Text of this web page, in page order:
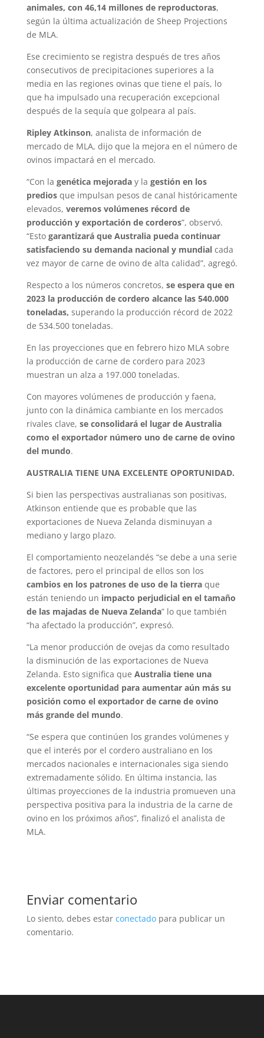
animales, con 46,14 millones de reproductoras,
según la última actualización de Sheep Projections
de MLA.
Ese crecimiento se registra después de tres años
consecutivos de precipitaciones superiores a la
media en las regiones ovinas que tiene el país, lo
que ha impulsado una recuperación excepcional
después de la sequía que golpeara al país.
Ripley Atkinson, analista de información de
mercado de MLA, dijo que la mejora en el número de
ovinos impactará en el mercado.
“Con la genética mejoraday la gestión en los
prediosque impulsan pesos de canal históricamente
elevados, veremos volúmenes récord de
producción y exportación de corderos”, observó.
“Esto garantizará que Australia pueda continuar
satisfaciendo su demanda nacional y mundialcada
vez mayor de carne de ovino de alta calidad”, agregó.
Respecto a los números concretos, se espera que en
2023 la producción de cordero alcance las 540.000
toneladas, superando la producción récord de 2022
de 534.500 toneladas.
En las proyecciones que en febrero hizo MLA sobre
la producción de carne de cordero para 2023
muestran un alza a 197.000 toneladas.
Con mayores volúmenes de producción y faena,
junto con la dinámica cambiante en los mercados
rivales clave, se consolidará el lugar de Australia
como el exportador número uno de carne de ovino
del mundo.
AUSTRALIA TIENE UNA EXCELENTE OPORTUNIDAD.
Si bien las perspectivas australianas son positivas,
Atkinson entiende que es probable que las
exportaciones de Nueva Zelanda disminuyan a
mediano y largo plazo.
El comportamiento neozelandés “se debe a una serie
de factores, pero el principal de ellos son los
cambios en los patrones de uso de la tierraque
están teniendo un impacto perjudicial en el tamaño
de las majadas de Nueva Zelanda” lo que también
“ha afectado la producción”, expresó.
“La menor producción de ovejas da como resultado
la disminución de las exportaciones de Nueva
Zelanda. Esto significa que Australia tiene una
excelente oportunidad para aumentar aún más su
posición como el exportador de carne de ovino
más grande del mundo.
“Se espera que continúen los grandes volúmenes y
que el interés por el cordero australiano en los
mercados nacionales e internacionales siga siendo
extremadamente sólido. En última instancia, las
últimas proyecciones de la industria promueven una
perspectiva positiva para la industria de la carne de
ovino en los próximos años”, finalizó el analista de
MLA.
Enviar comentario
Lo siento, debes estar conectadopara publicar un
comentario.